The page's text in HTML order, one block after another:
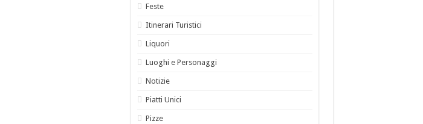
Feste
Itinerari Turistici
Liquori
Luoghi e Personaggi
Notizie
Piatti Unici
Pizze